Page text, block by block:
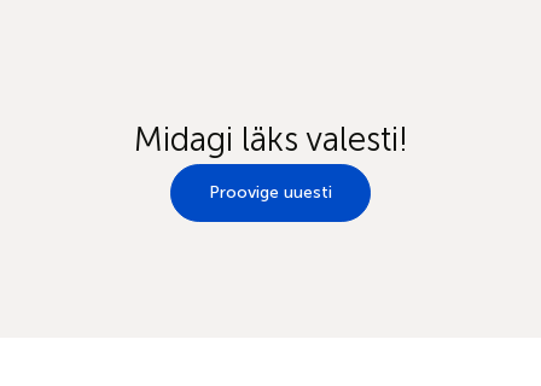
Midagi läks valesti!
Proovige uuesti